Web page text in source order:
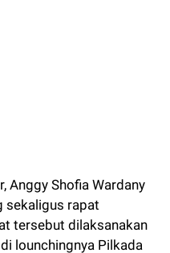
Anggy Shofia Wardany
sekaligus rapat
tersebut dilaksanakan
lounchingnya Pilkada